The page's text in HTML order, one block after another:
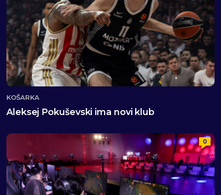
KOŠARKA
Aleksej Pokuševski ima novi klub
0